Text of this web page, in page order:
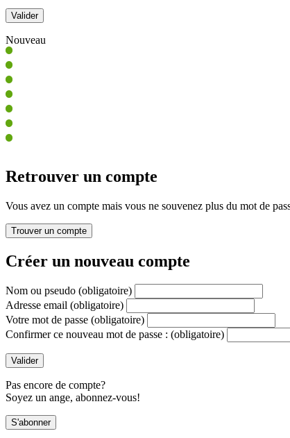
Nouveau
Retrouver un compte
Vous avez un compte mais vous ne souvenez plus du mot de
Créer un nouveau compte
Nom ou pseudo (obligatoire)
Adresse email (obligatoire)
Votre mot de passe (obligatoire)
Confirmer ce nouveau mot de passe : (obligatoire)
Pas encore de compte?
Soyez un ange, abonnez-vous!